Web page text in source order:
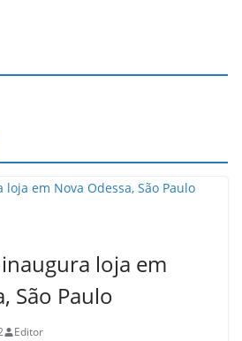
loja em
São Paulo
Editor